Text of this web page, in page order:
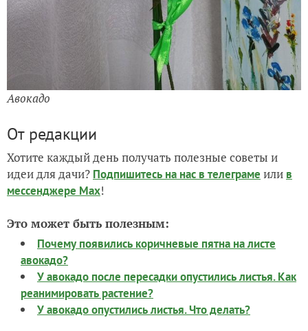
Авокадо
От редакции
Хотите каждый день получать полезные советы и
идеи для дачи? Подпишитесь на нас в телеграме или в
мессенджере Max!
Это может быть полезным:
Почему появились коричневые пятна на листе
авокадо?
У авокадо после пересадки опустились листья. Как
реанимировать растение?
У авокадо опустились листья. Что делать?